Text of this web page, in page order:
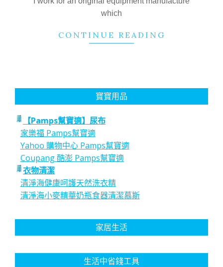
which
CONTINUE READING
寶寶用品
【Pamps幫寶適】尿布
家樂福 Pamps幫寶適
Yahoo 購物中心 Pamps幫寶適
Coupang 酷澎 Pamps幫寶適
衣物清潔
清淨海健康呵護天然洗衣精
清淨海小麥精華奶瓶食器清潔慕斯
家居生活
生活中省錢工具